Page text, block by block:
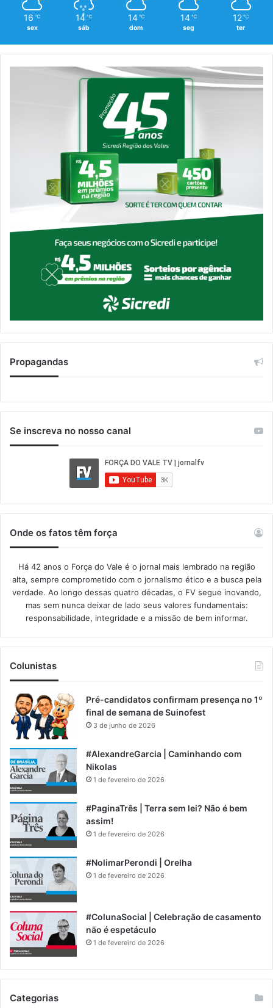
16 ℃
sex
14 ℃
sáb
14 ℃
dom
14 ℃
seg
12 ℃
ter
Propagandas
Se inscreva no nosso canal
Onde os fatos têm força
Há 42 anos o Força do Vale é o jornal mais lembrado na região
alta, sempre comprometido com o jornalismo ético e a busca pela
verdade. Ao longo dessas quatro décadas, o FV segue inovando,
mas sem nunca deixar de lado seus valores fundamentais:
responsabilidade, integridade e a missão de bem informar.​
Colunistas
Pré-candidatos confirmam presença no 1º
final de semana de Suinofest
3 de junho de 2026
#AlexandreGarcia | Caminhando com
Nikolas
1 de fevereiro de 2026
#PaginaTrês | Terra sem lei? Não é bem
assim!
1 de fevereiro de 2026
#NolimarPerondi | Orelha
1 de fevereiro de 2026
#ColunaSocial | Celebração de casamento
não é espetáculo
1 de fevereiro de 2026
Categorias